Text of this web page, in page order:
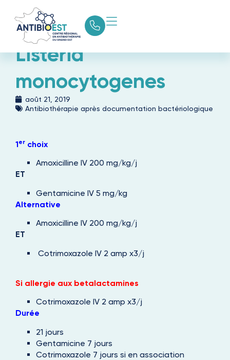
Listeria
monocytogenes
août 21, 2019
Antibiothérapie après documentation bactériologique
1er choix
Amoxicilline IV 200 mg/kg/j
ET
Gentamicine IV 5 mg/kg
Alternative
Amoxicilline IV 200 mg/kg/j
ET
Cotrimoxazole IV 2 amp x3/j
Si allergie aux betalactamines
Cotrimoxazole IV 2 amp x3/j
Durée
21 jours
Gentamicine 7 jours
Cotrimoxazole 7 jours si en association